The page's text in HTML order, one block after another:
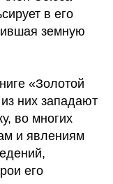
в его
земную
«Золотой
них западают
во многих
и явлениям
его